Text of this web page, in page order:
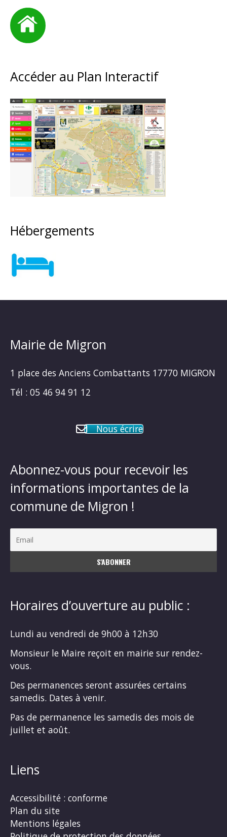
Accéder au Plan Interactif
Hébergements
Mairie de Migron
1 place des Anciens Combattants 17770 MIGRON
Tél : 05 46 94 91 12
Nous écrire
Abonnez-vous pour recevoir les
informations importantes de la
commune de Migron !
Horaires d’ouverture au public :
Lundi au vendredi de 9h00 à 12h30
Monsieur le Maire reçoit en mairie sur rendez-
vous.
Des permanences seront assurées certains
samedis. Dates à venir.
Pas de permanence les samedis des mois de
juillet et août.
Liens
Accessibilité : conforme
Plan du site
Mentions légales